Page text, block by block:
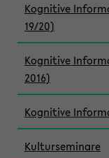
Kognitive
19/20)
Kognitive
2016)
Kognitive
Kulturseminare